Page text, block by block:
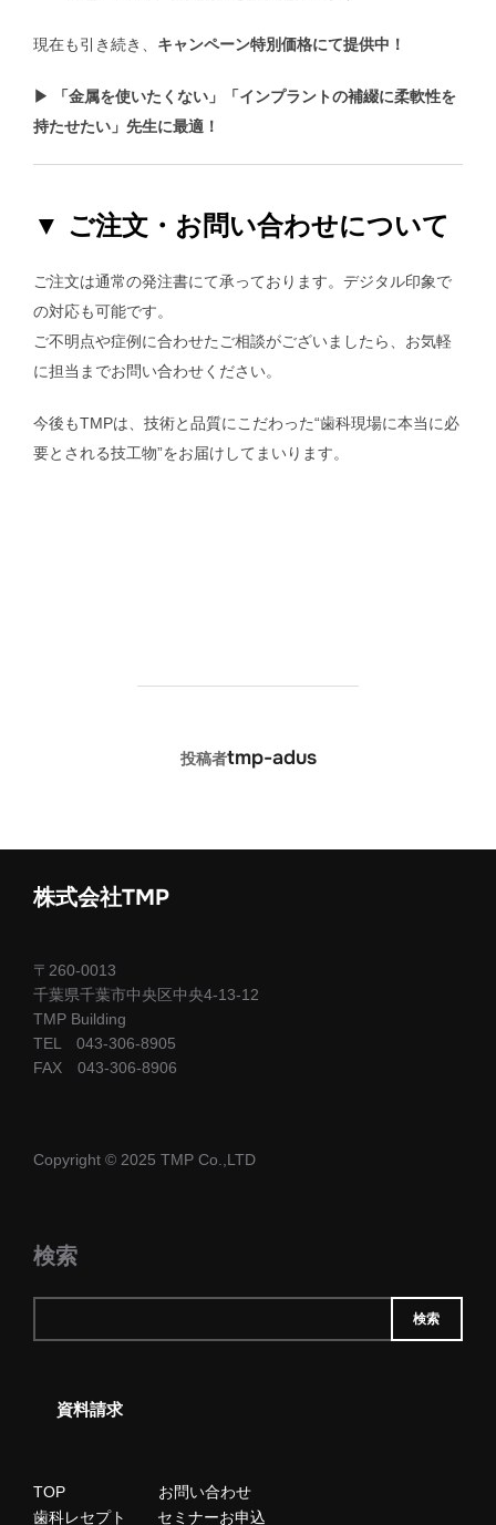
現在も引き続き、 キャンペーン特別価格にて提供中！
▶ 「金属を使いたくない」「インプラントの補綴に柔軟性を
持たせたい」先生に最適！
▼ ご注文・お問い合わせについて
ご注文は通常の発注書にて承っております。デジタル印象で
の対応も可能です。
ご不明点や症例に合わせたご相談がございましたら、お気軽
に担当までお問い合わせください。
今後もTMPは、技術と品質にこだわった“歯科現場に本当に必
要とされる技工物”をお届けしてまいります。
投稿者
投稿者tmp-adus
株式会社TMP
〒260-0013
千葉県千葉市中央区中央4-13-12
TMP Building
TEL 043-306-8905
FAX 043-306-8906
Copyright © 2025 TMP Co.,LTD
検索
検索
資料請求
TOP
お問い合わせ
歯科レセプト
セミナーお申込